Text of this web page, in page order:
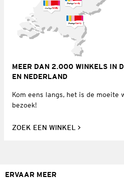
MEER DAN 2.000 WINKELS IN
EN NEDERLAND
Kom eens langs, het is de moeite
bezoek!
ZOEK EEN WINKEL
ERVAAR MEER